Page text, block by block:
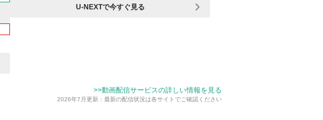
U-NEXTで今すぐ見る
>>動画配信サービスの詳しい情報を見る
2026年7月更新：最新の配信状況は各サイトでご確認ください